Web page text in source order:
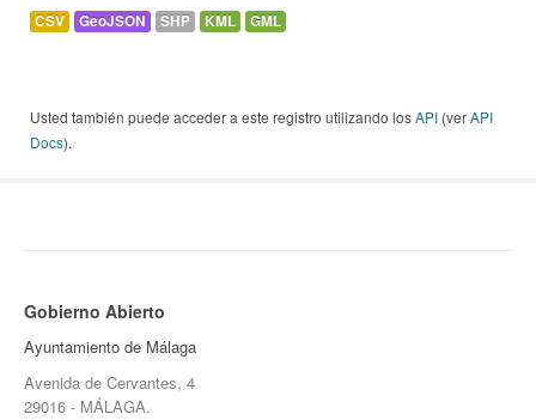
CSV GeoJSON SHP KML GML
Usted también puede acceder a este registro utilizando losAPI (verAPI
Docs).
Gobierno Abierto
Ayuntamiento de Málaga
Avenida de Cervantes, 4
29016 - MÁLAGA.